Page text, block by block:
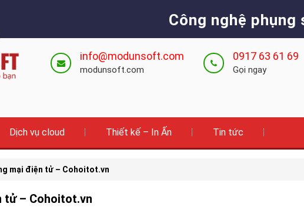
Công nghệ phụng
info@modunsoft.com
modunsoft.com
0917 63 61 69
Gọi ngay
Dịch vụ cloud Thiết kế – In Ấn Tin tức
mại điện tử – Cohoitot.vn
tử – Cohoitot.vn